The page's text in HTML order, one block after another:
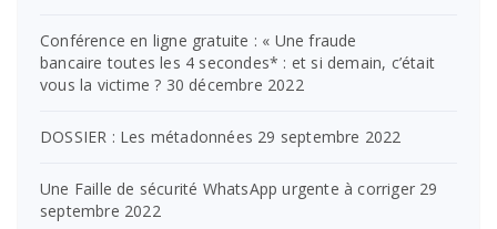
Conférence en ligne gratuite : « Une fraude
bancaire toutes les 4 secondes* : et si demain, c’était
vous la victime ? 30 décembre 2022
DOSSIER : Les métadonnées 29 septembre 2022
Une Faille de sécurité WhatsApp urgente à corriger 29
septembre 2022